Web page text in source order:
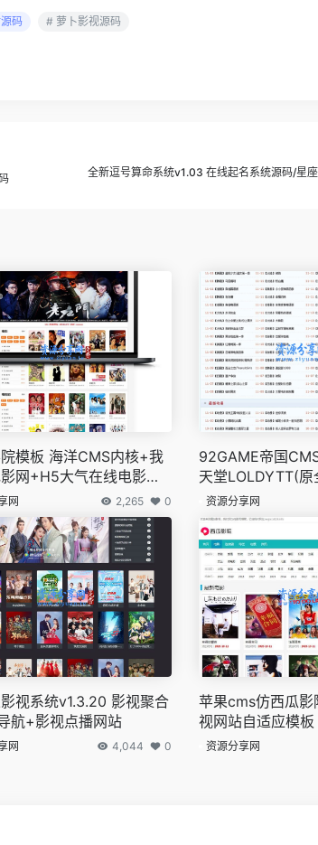
码 # 萝卜影视源码
全新逗号算命系统v1.03 在线起名系统源码/星
模板 海洋CMS内核+我
网+H5大气在线电影网
网 2,265 0
92GAME帝国
天堂LOLDYTT(原
火车头采集规则
资源分享网
视系统v1.3.20 影视聚合
航+影视点播网站
网 4,044 0
苹果cms仿西瓜影
视网站自适应模板
资源分享网